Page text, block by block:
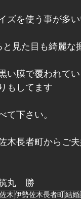
ズを使う事が多
見た目も綺麗な
い膜で覆われて
もしてます
べて下さい。
木長者町からご
丸　勝
木伊勢佐木長者町結婚